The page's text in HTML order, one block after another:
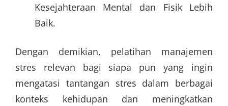
Kesejahteraan Mental dan Fisik Lebih
Baik.
Dengan demikian, pelatihan manajemen
stres relevan bagi siapa pun yang ingin
mengatasi tantangan stres dalam berbagai
konteks kehidupan dan meningkatkan